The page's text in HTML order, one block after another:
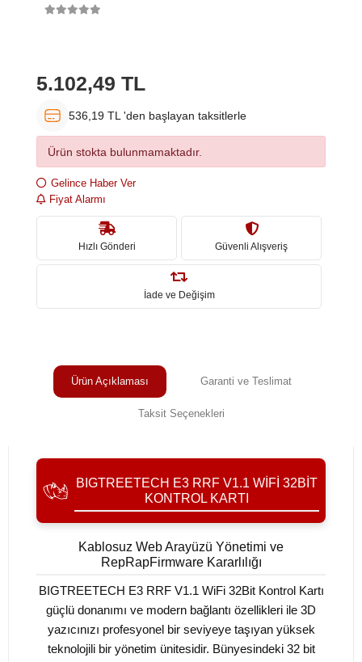
5.102,49 TL
536,19 TL 'den başlayan taksitlerle
Ürün stokta bulunmamaktadır.
Gelince Haber Ver
Fiyat Alarmı
Hızlı Gönderi Güvenli Alışveriş
İade ve Değişim
Ürün Açıklaması Garanti ve Teslimat
Taksit Seçenekleri
BIGTREETECH E3 RRF V1.1 WIFI 32BIT
KONTROL KARTI
Kablosuz Web Arayüzü Yönetimi ve
RepRapFirmware Kararlılığı
BIGTREETECH E3 RRF V1.1 WiFi 32Bit Kontrol Kartı
güçlü donanımı ve modern bağlantı özellikleri ile 3D
yazıcınızı profesyonel bir seviyeye taşıyan yüksek
teknolojili bir yönetim ünitesidir. Bünyesindeki 32 bit